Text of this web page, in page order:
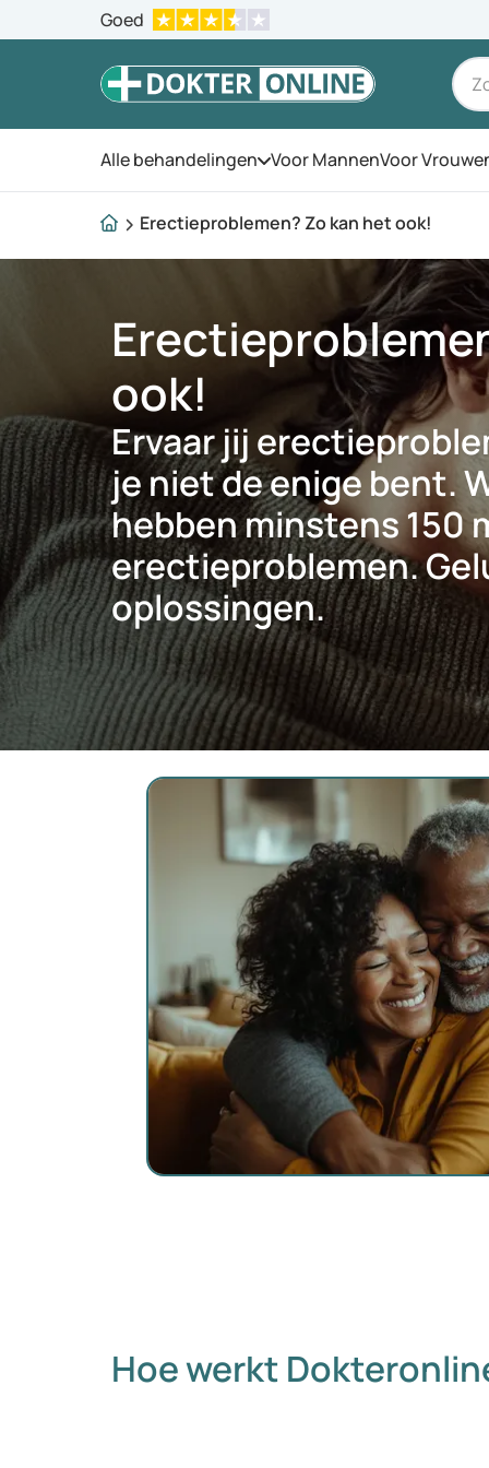
Goed
Alle behandelingen Open het menu
Voor MannenVoor
Erectieproblemen? Zo kan het ook!
ook!
Ervaar jij
je niet de enige bent.
hebben minstens 150
erectieproblemen.
oplossingen.
Hoe werkt